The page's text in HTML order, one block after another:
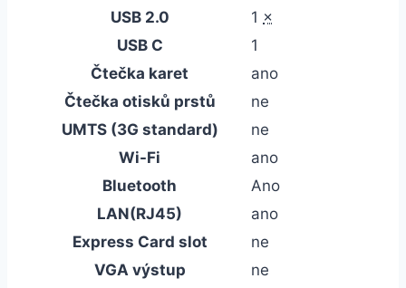
USB 2.0
1 ×
USB C
1
Čtečka karet
ano
Čtečka otisků prstů
ne
UMTS (3G standard)
ne
Wi-Fi
ano
Bluetooth
Ano
LAN(RJ45)
ano
Express Card slot
ne
VGA výstup
ne